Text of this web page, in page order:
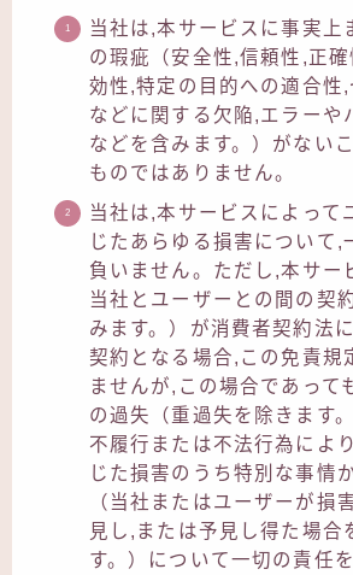
当社は,本サービスに事実上
の瑕疵（安全性,信頼性,正
効性,特定の目的への適合性,
などに関する欠陥,エラーや
などを含みます。）がない
ものではありません。
当社は,本サービスによって
じたあらゆる損害について,
負いません。ただし,本サー
当社とユーザーとの間の契
みます。）が消費者契約法
契約となる場合,この免責規
ませんが,この場合であって
の過失（重過失を除きます
不履行または不法行為によ
じた損害のうち特別な事情
（当社またはユーザーが損
見し,または予見し得た場合
す。）について一切の責任